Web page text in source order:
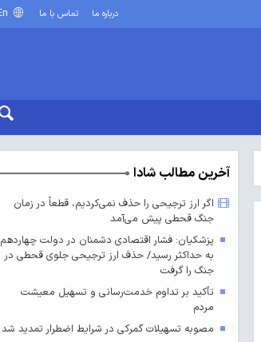
درباره ما تماس با ما
آخرین مطالب شادا
اگر ارز ترجیحی را حذف نمی‌کردیم، قطعاً در زمان
جنگ قحطی پیش می‌آمد
پزشکیان: فشار اقتصادی دشمنان در دولت چهاردهم
به حداکثر رسید/ حذف ارز ترجیحی جلوی قحطی در
جنگ را گرفت
تأکید بر تداوم خدمت‌رسانی و تسهیل معیشت
مردم
مصوبه تسهیلات گمرکی در شرایط اضطرار تمدید شد